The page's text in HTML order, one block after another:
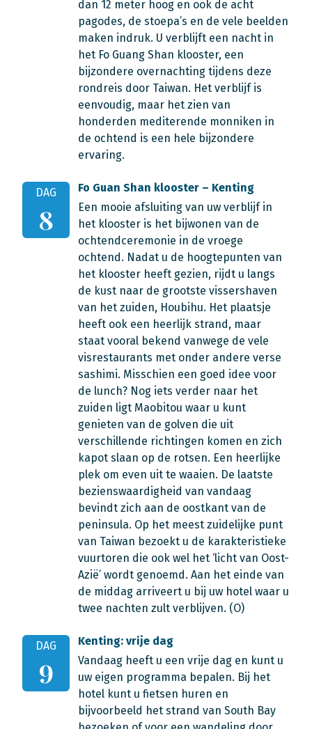
dan 12 meter hoog en ook de acht
pagodes, de stoepa’s en de vele beelden
maken indruk. U verblijft een nacht in
het Fo Guang Shan klooster, een
bijzondere overnachting tijdens deze
rondreis door Taiwan. Het verblijf is
eenvoudig, maar het zien van
honderden mediterende monniken in
de ochtend is een hele bijzondere
ervaring.
DAG
8
Fo Guan Shan klooster – Kenting
Een mooie afsluiting van uw verblijf in
het klooster is het bijwonen van de
ochtendceremonie in de vroege
ochtend. Nadat u de hoogtepunten van
het klooster heeft gezien, rijdt u langs
de kust naar de grootste vissershaven
van het zuiden, Houbihu. Het plaatsje
heeft ook een heerlijk strand, maar
staat vooral bekend vanwege de vele
visrestaurants met onder andere verse
sashimi. Misschien een goed idee voor
de lunch? Nog iets verder naar het
zuiden ligt Maobitou waar u kunt
genieten van de golven die uit
verschillende richtingen komen en zich
kapot slaan op de rotsen. Een heerlijke
plek om even uit te waaien. De laatste
bezienswaardigheid van vandaag
bevindt zich aan de oostkant van de
peninsula. Op het meest zuidelijke punt
van Taiwan bezoekt u de karakteristieke
vuurtoren die ook wel het ‘licht van Oost-
Azië’ wordt genoemd. Aan het einde van
de middag arriveert u bij uw hotel waar u
twee nachten zult verblijven. (O)
DAG
9
Kenting: vrije dag
Vandaag heeft u een vrije dag en kunt u
uw eigen programma bepalen. Bij het
hotel kunt u fietsen huren en
bijvoorbeeld het strand van South Bay